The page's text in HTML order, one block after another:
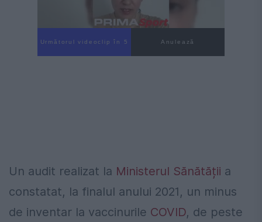
Următorul videoclip în 4 Anulează
Un audit realizat la Ministerul Sănătății a
constatat, la finalul anului 2021, un minus
de inventar la vaccinurile COVID, de peste